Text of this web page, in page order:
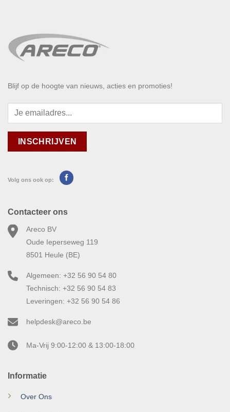
Blijf op de hoogte van nieuws, acties en promoties!
Volg ons ook op:
Informatie
Over Ons
Contacteer ons
Areco BV
Oude Ieperseweg 119
8501 Heule (BE)
Algemeen: +32 56 90 54 80
Technisch: +32 56 90 54 83
Leveringen: +32 56 90 54 86
helpdesk@areco.be
Ma-Vrij 9:00-12:00 & 13:00-18:00